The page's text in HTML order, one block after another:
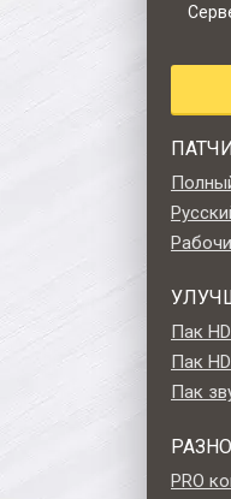
ПАТЧИ
Пак
Пак
Пак
PRO